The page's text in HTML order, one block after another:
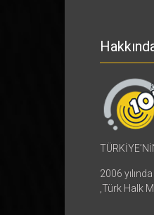
2006
,Türk Halk